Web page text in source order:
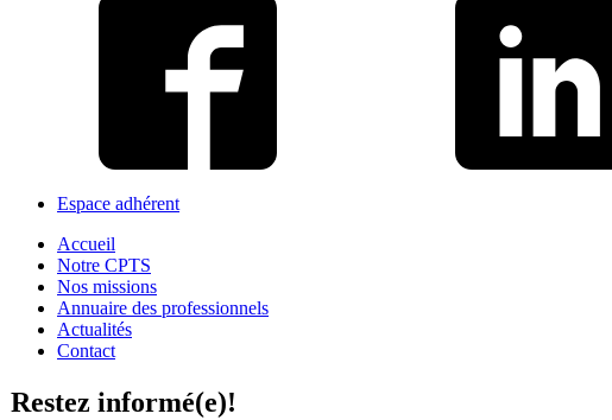
Espace adhérent
Accueil
Notre CPTS
Nos missions
Annuaire des professionnels
Actualités
Contact
Restez informé(e)!